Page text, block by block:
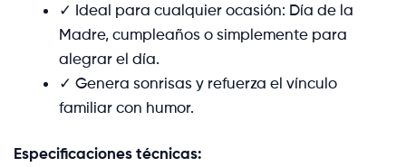
✓ Ideal para cualquier ocasión: Día de la
Madre, cumpleaños o simplemente para
alegrar el día.
✓ Genera sonrisas y refuerza el vínculo
familiar con humor.
Especificaciones técnicas: